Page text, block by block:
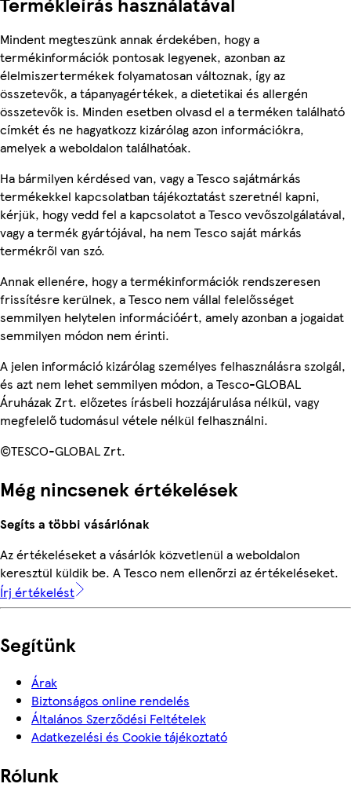
Mindent megteszünk annak érdekében, hogy a
termékinformációk pontosak legyenek, azonban az
élelmiszertermékek folyamatosan változnak, így az
összetevők, a tápanyagértékek, a dietetikai és allergén
összetevők is. Minden esetben olvasd el a terméken található
címkét és ne hagyatkozz kizárólag azon információkra,
amelyek a weboldalon találhatóak.
Ha bármilyen kérdésed van, vagy a Tesco sajátmárkás
termékekkel kapcsolatban tájékoztatást szeretnél kapni,
kérjük, hogy vedd fel a kapcsolatot a Tesco vevőszolgálatával,
vagy a termék gyártójával, ha nem Tesco saját márkás
termékről van szó.
Annak ellenére, hogy a termékinformációk rendszeresen
frissítésre kerülnek, a Tesco nem vállal felelősséget
semmilyen helytelen információért, amely azonban a jogaidat
semmilyen módon nem érinti.
A jelen információ kizárólag személyes felhasználásra szolgál,
és azt nem lehet semmilyen módon, a Tesco-GLOBAL
Áruházak Zrt. előzetes írásbeli hozzájárulása nélkül, vagy
megfelelő tudomásul vétele nélkül felhasználni.
©TESCO-GLOBAL Zrt.
Még nincsenek értékelések
Segíts a többi vásárlónak
Az értékeléseket a vásárlók közvetlenül a weboldalon
keresztül küldik be. A Tesco nem ellenőrzi az értékeléseket.
Írj értékelést
Segítünk
Árak
Biztonságos online rendelés
Általános Szerződési Feltételek
Adatkezelési és Cookie tájékoztató
Rólunk